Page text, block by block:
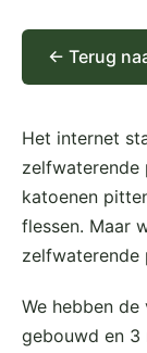
← Terug
Het internet
zelfwaterende
katoenen
flessen. Maar
zelfwaterende
We hebben
gebouwd en 3